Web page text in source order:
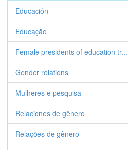
Educación
Educação
Female presidents of education tr...
Gender relations
Mulheres e pesquisa
Relaciones de gênero
Relações de gênero